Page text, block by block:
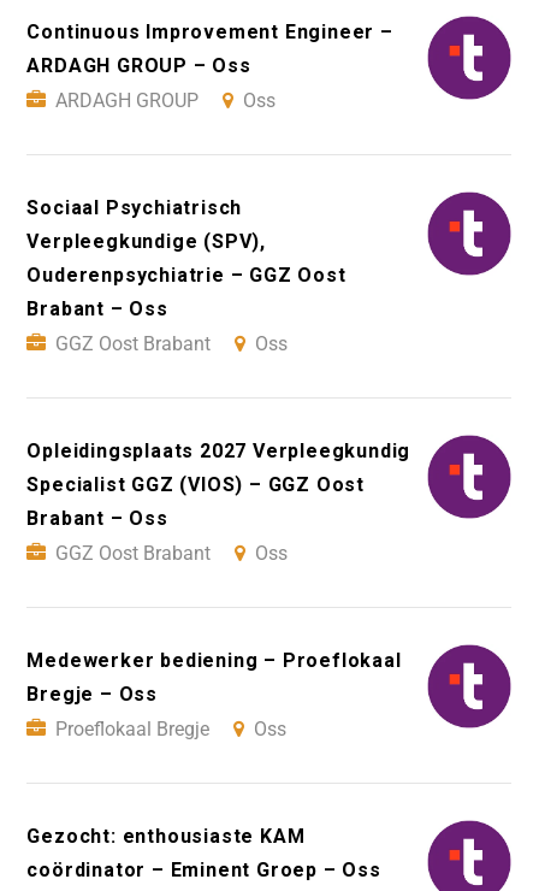
Continuous Improvement Engineer –
ARDAGH GROUP – Oss
ARDAGH GROUP
Oss
Sociaal Psychiatrisch
Verpleegkundige (SPV),
Ouderenpsychiatrie – GGZ Oost
Brabant – Oss
GGZ Oost Brabant
Oss
Opleidingsplaats 2027 Verpleegkundig
Specialist GGZ (VIOS) – GGZ Oost
Brabant – Oss
GGZ Oost Brabant
Oss
Medewerker bediening – Proeflokaal
Bregje – Oss
Proeflokaal Bregje
Oss
Gezocht: enthousiaste KAM
coördinator – Eminent Groep – Oss